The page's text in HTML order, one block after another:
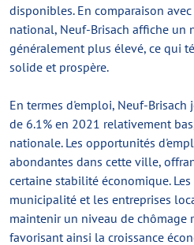
disponibles. En comparaison
national, Neuf-Brisach affiche un
généralement plus élevé, ce qui
solide et prospère.
En termes d'emploi, Neuf-
de 6.1% en 2021 relativement
nationale. Les opportunités
abondantes dans cette ville,
certaine stabilité économique.
municipalité et les entreprises
maintenir un niveau de chômage
favorisant ainsi la croissance